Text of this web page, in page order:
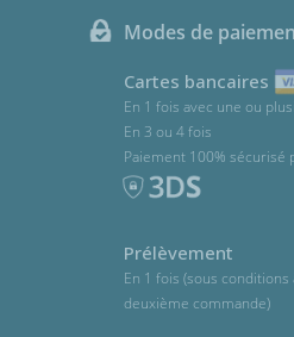
Modes de
Cartes bancaires
En 1 fois avec une ou
En 3 ou 4 fois
Paiement 100% sécurisé
Prélèvement
En 1 fois (sous
deuxième commande)